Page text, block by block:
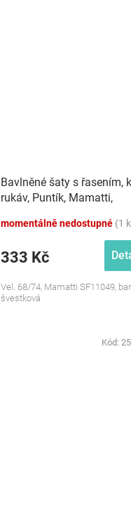
Bavlněné šaty s řasením,
rukáv, Puntík, Mamatti,
momentálně nedostupné (1
333 Kč
Vel. 68/74, Mamatti SF11049,
švestková
Kód: